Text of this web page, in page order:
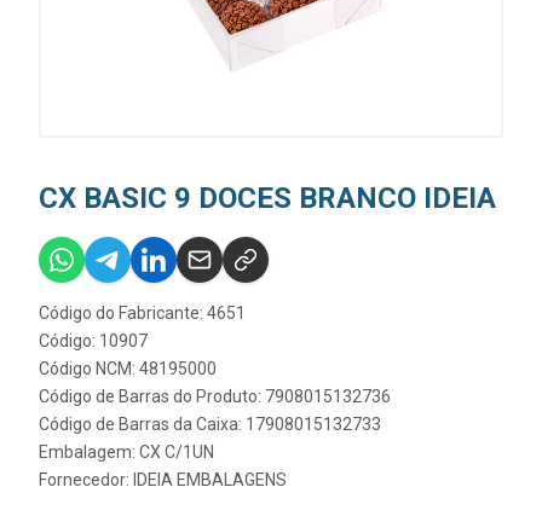
CX BASIC 9 DOCES BRANCO IDEIA
Código do Fabricante: 4651
Código: 10907
Código NCM: 48195000
Código de Barras do Produto: 7908015132736
Código de Barras da Caixa: 17908015132733
Embalagem: CX C/1UN
Fornecedor: IDEIA EMBALAGENS